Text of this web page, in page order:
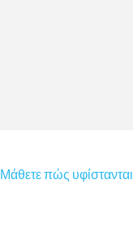
Μάθετε πώς υφίστανται